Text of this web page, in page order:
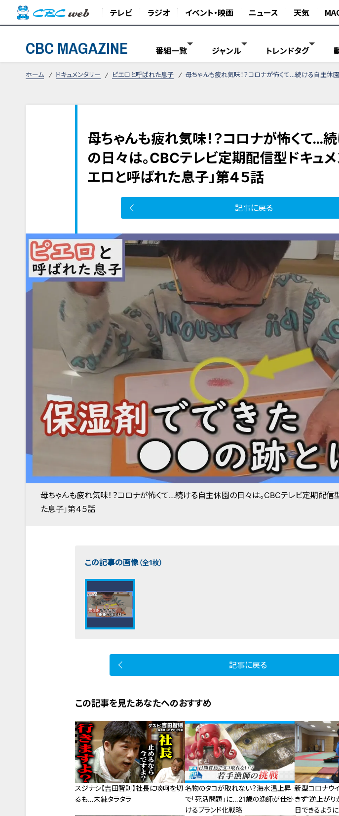
テレビ ラジオ イベント・映画 ニュース 天気
CBC MAGAZINE 番組一覧 ジャンル トレンドタグ
ホーム ドキュメンタリー ピエロと呼ばれた息子 母ちゃんも疲れ気味！？コロナが怖くて…続ける自主休
母ちゃんも疲れ気味！？コロナが怖くて…
の日々は。CBCテレビ定期配信型ドキュメ
エロと呼ばれた息子」第４５話
記事に戻る
母ちゃんも疲れ気味！？コロナが怖くて…続ける自主休園の日々は。CBCテレビ定期配信
た息子」第４５話
この記事の画像（全1枚）
記事に戻る
この記事を見たあなたへのおすすめ
スジナシ【吉田智則】社長に啖呵を切
るも…未練タラタラ
名物のタコが取れない？海水温上昇
で｢死活問題｣に…21歳の漁師が仕掛
けるブランド化戦略
新型コロナウ
きず“逆上がり
日できるように